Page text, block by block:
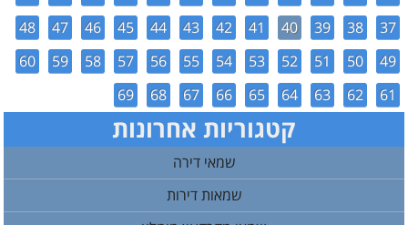
37
38
39
40
41
42
43
44
45
46
47
48
49
50
51
52
53
54
55
56
57
58
59
60
61
62
63
64
65
66
67
68
69
קטגוריות אחרונות
שמאי דירה
שמאות דירות